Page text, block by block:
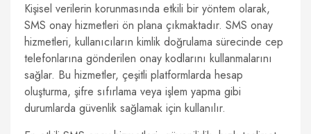
Kişisel verilerin korunmasında etkili bir yöntem olarak,
SMS onay hizmetleri ön plana çıkmaktadır. SMS onay
hizmetleri, kullanıcıların kimlik doğrulama sürecinde cep
telefonlarına gönderilen onay kodlarını kullanmalarını
sağlar. Bu hizmetler, çeşitli platformlarda hesap
oluşturma, şifre sıfırlama veya işlem yapma gibi
durumlarda güvenlik sağlamak için kullanılır.